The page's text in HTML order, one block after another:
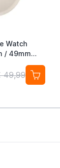
Watch
/ 49mm
49,99